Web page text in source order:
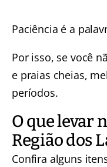
Paciência é a
Por isso, se você
e praias cheias,
períodos.
O que levar
Região dos
Confira alguns